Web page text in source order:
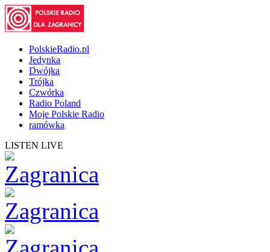
PolskieRadio.pl
Jedynka
Dwójka
Trójka
Czwórka
Radio Poland
Moje Polskie Radio
ramówka
LISTEN LIVE